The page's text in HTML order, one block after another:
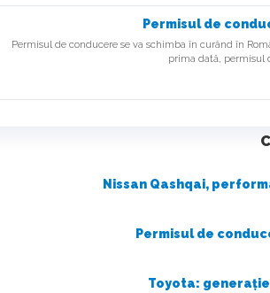
Preţ: 8.800 - 10.100 €
Permisul de
Permisul de conducere se va schimba în curând în
prima dată, permisul
Nissan Qashqai,
Permisul de
Toyota: